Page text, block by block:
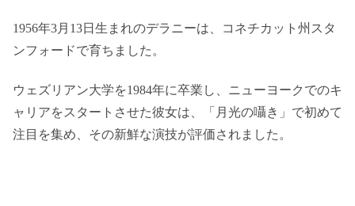
1956年3月13日生まれのデラニーは、コネチカット州スタ
ンフォードで育ちました。
ウェズリアン大学を1984年に卒業し、ニューヨークでのキ
ャリアをスタートさせた彼女は、「月光の囁き」で初めて
注目を集め、その新鮮な演技が評価されました。